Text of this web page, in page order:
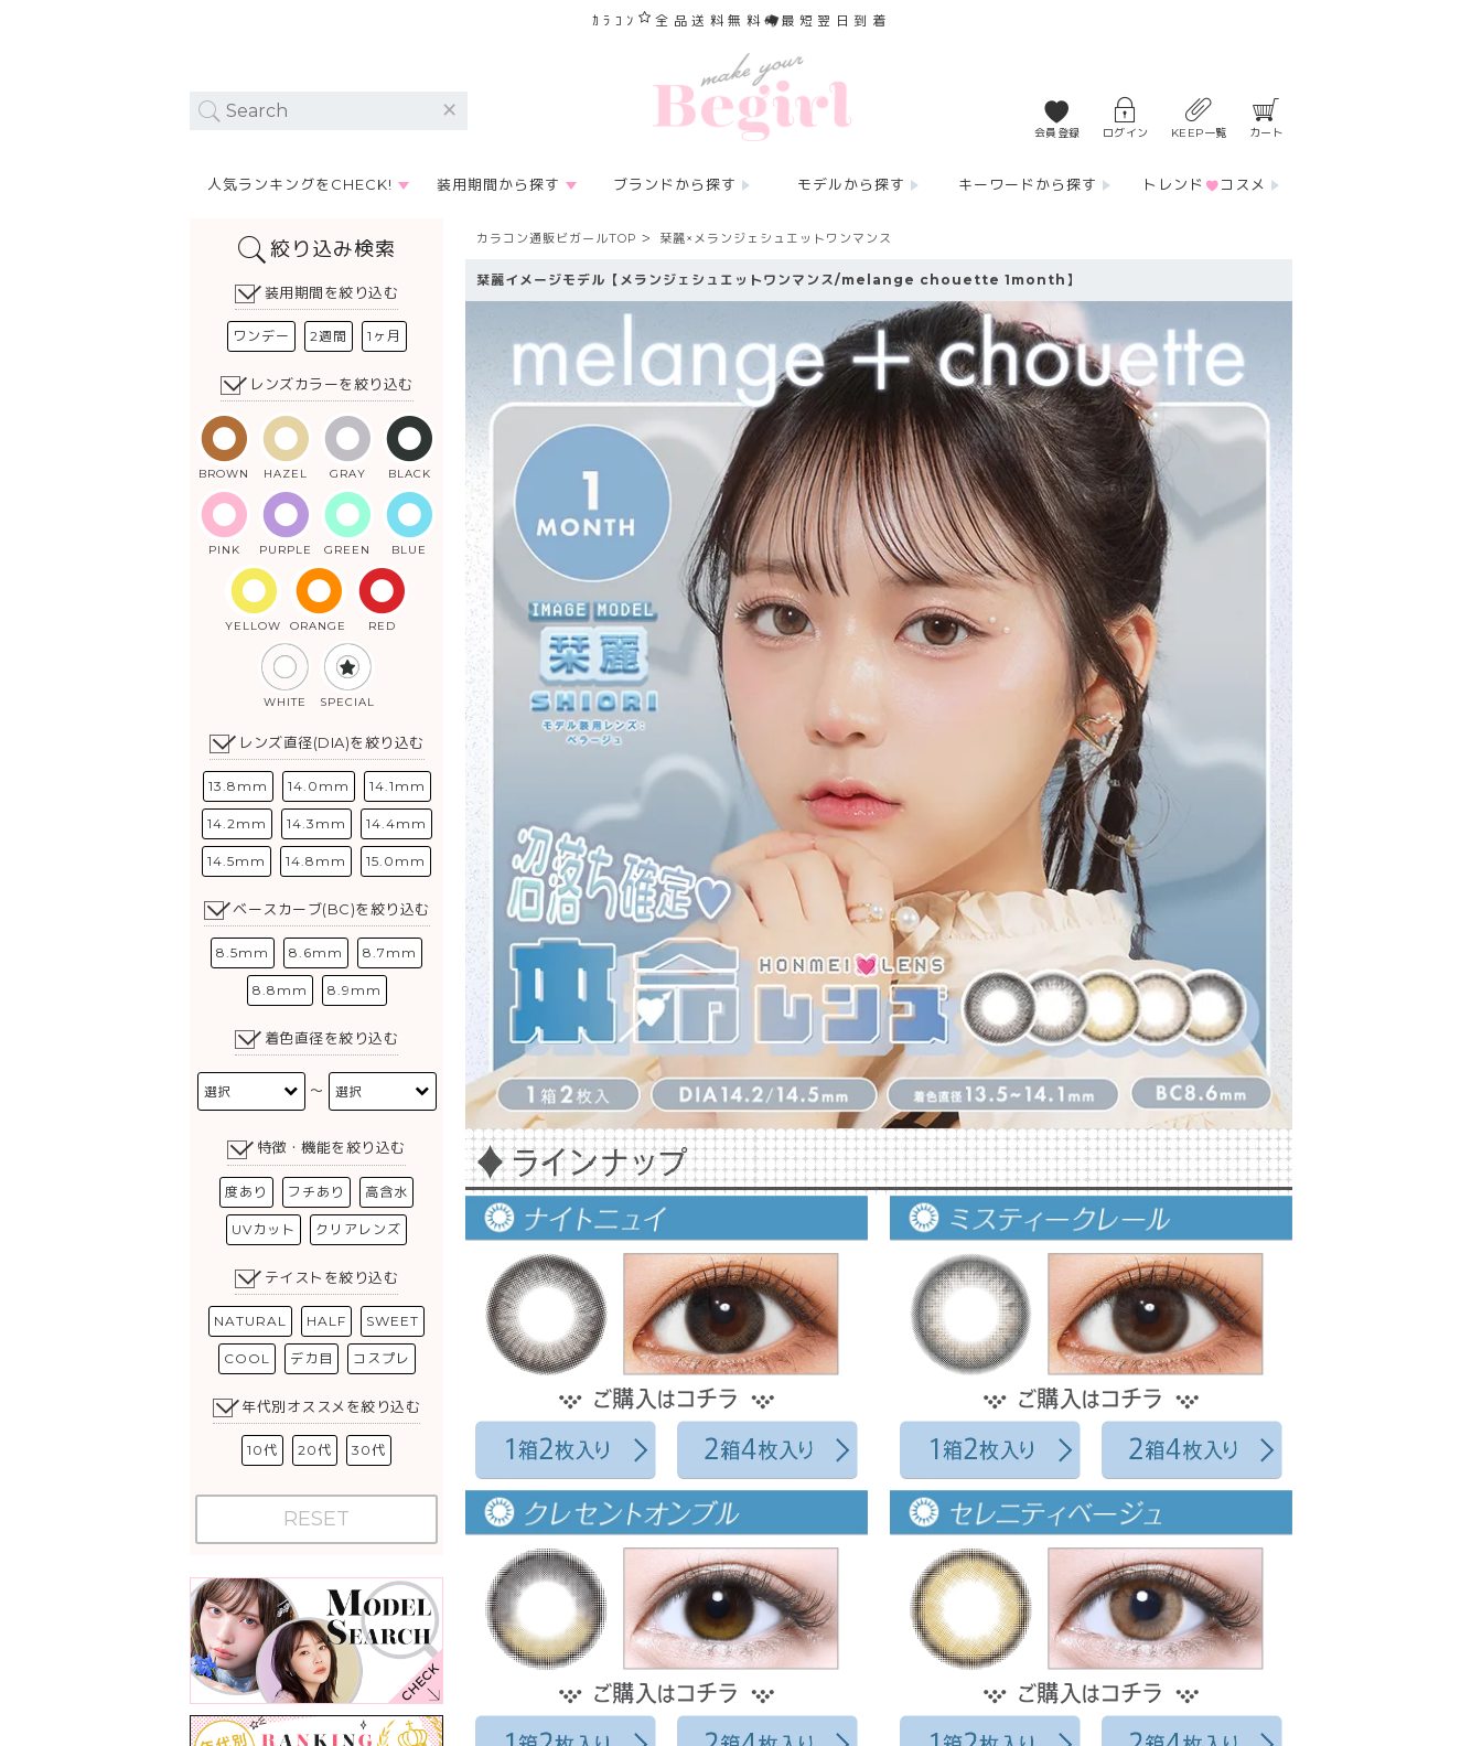
ｶﾗｺﾝ 全品送料無料 最短翌日到着
会員登録 ログイン KEEP一覧 カート
人気ランキングをCHECK! 装用期間から探す ブランドから探す モデルから探す キーワードから探す トレンド コスメ
絞り込み検索
装用期間を絞り込む
ワンデー 2週間 1ヶ月
レンズカラーを絞り込む
BROWN HAZEL GRAY BLACK
PINK PURPLE GREEN BLUE
YELLOW ORANGE RED
WHITE SPECIAL
レンズ直径(DIA)を絞り込む
13.8mm 14.0mm 14.1mm
14.2mm 14.3mm 14.4mm
14.5mm 14.8mm 15.0mm
ベースカーブ(BC)を絞り込む
8.5mm 8.6mm 8.7mm
8.8mm 8.9mm
着色直径を絞り込む
〜
特徴・機能を絞り込む
度あり フチあり 高含水
UVカット クリアレンズ
テイストを絞り込む
NATURAL HALF SWEET
COOL デカ目 コスプレ
年代別オススメを絞り込む
10代 20代 30代
RESET
カラコン通販ビガールTOP 栞麗×メランジェシュエットワンマンス
栞麗イメージモデル【メランジェシュエットワンマンス/melange chouette 1month】